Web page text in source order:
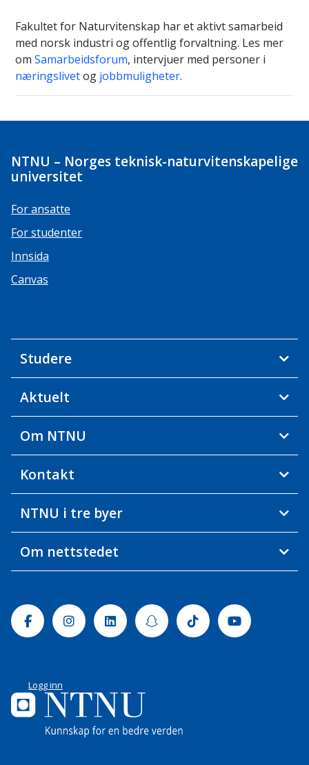
Fakultet for Naturvitenskap har et aktivt samarbeid
med norsk industri og offentlig forvaltning. Les mer
om Samarbeidsforum, intervjuer med personer i
næringslivetog jobbmuligheter.
NTNU – Norges teknisk-naturvitenskapelige
universitet
For ansatte
For studenter
Innsida
Canvas
Studere
Aktuelt
Om NTNU
Kontakt
NTNU i tre byer
Om nettstedet
FacebookInstagramLinkedinSnapchatTiktok Youtube
Logg inn